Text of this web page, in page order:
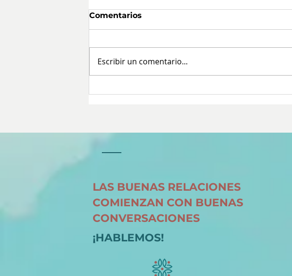
Comentarios
Escribir un comentario...
LAS BUENAS RELACIONES
COMIENZAN CON BUENAS
CONVERSACIONES
¡HABLEMOS!